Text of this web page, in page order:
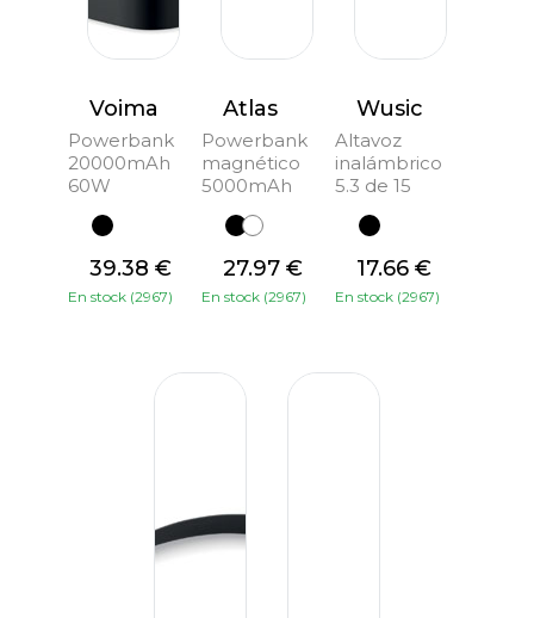
Voima
Powerbank
20000mAh
60W
39.38 €
En stock (2967)
Atlas
Powerbank
magnético
5000mAh
27.97 €
En stock (2967)
Wusic
Altavoz
inalámbrico
5.3 de 15
17.66 €
En stock (2967)